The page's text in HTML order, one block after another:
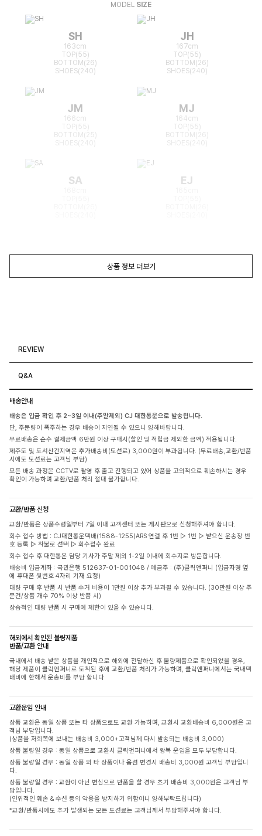
MODEL SIZE
SH
163cm
TOP(55)
BOTTOM(26)
SHOES(240)
JH
167cm
TOP(55)
BOTTOM(26)
SHOES(240)
JM
166cm
TOP(55)
BOTTOM(25)
MJ
164cm
TOP(55)
BOTTOM(26)
SA EJ
상품 정보 더보기
REVIEW
Q&A
배송안내
배송은 입금 확인 후 2~3일 이내(주말제외) CJ 대한통운으로 발송됩니다.
단, 주문량이 폭주하는 경우 배송이 지연될 수 있으니 양해바랍니다.
무료배송은 순수 결제금액 6만원 이상 구매시(할인 및 적립금 제외한 금액) 적용됩니다.
제주도 및 도서산간지역은 추가배송비(도선료) 3,000원이 부과됩니다. (무료배송,교환/반품
시에도 도선료는 고객님 부담)
모든 배송 과정은 CCTV로 촬영 후 출고 진행되고 있어 상품을 고의적으로 훼손하시는 경우
확인이 가능하며 교환/반품 처리 절대 불가합니다.
교환/반품 신청
교환/반품은 상품수령일부터 7일 이내 고객센터 또는 게시판으로 신청해주셔야 합니다.
회수 접수 방법 : CJ대한통운택배(1588-1255)ARS 연결 후 1번 ▷ 1번 ▷ 받으신 운송장 번
호 등록 ▷ 착불로 선택 ▷ 회수접수 완료
회수 접수 후 대한통운 담당 기사가 주말 제외 1-2일 이내에 회수지로 방문합니다.
배송비 입금계좌 : 국민은행 512637-01-001048 / 예금주 : (주)클릭앤퍼니 (입금자명 옆
에 휴대폰 뒷번호 4자리 기재 요청)
대량 구매 후 반품 시 반품 수거 비용이 1만원 이상 추가 부과될 수 있습니다. (30만원 이상 주
문건/상품 개수 70% 이상 반품 시)
상습적인 대량 반품 시 구매에 제한이 있을 수 있습니다.
해외에서 확인된 불량제품
반품/교환 안내
국내에서 배송 받은 상품을 개인적으로 해외에 전달하신 후 불량제품으로 확인되었을 경우,
해당 제품이 클릭앤퍼니로 도착된 후에 교환/반품 처리가 가능하며, 클릭앤퍼니에서는 국내택
배비에 한해서 운송비를 부담 합니다
교환운임 안내
상품 교환은 동일 상품 또는 타 상품으로도 교환 가능하며, 교환시 교환배송비 6,000원은 고
객님 부담입니다.
(상품을 저희쪽에 보내는 배송비 3,000+고객님께 다시 발송되는 배송비 3,000)
상품 불량일 경우 : 동일 상품으로 교환시 클릭앤퍼니에서 왕복 운임을 모두 부담합니다.
상품 불량일 경우 : 동일 상품 외 타 상품이나 옵션 변경시 배송비 3,000원 고객님 부담입니
다.
상품 불량일 경우 : 교환이 아닌 변심으로 반품을 할 경우 초기 배송비 3,000원은 고객님 부
담입니다.
(인위적인 훼손 & 수선 등의 악용을 방지하기 위함이니 양해부탁드립니다)
*교환/반품시에도 추가 발생되는 모든 도선료는 고객님께서 부담해주셔야 합니다.